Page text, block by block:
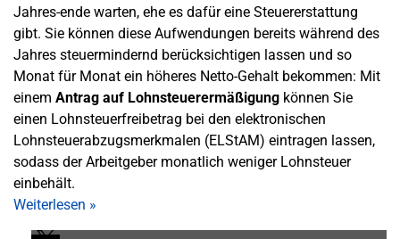
Jahres-ende warten, ehe es dafür eine Steuererstattung
gibt. Sie können diese Aufwendungen bereits während des
Jahres steuermindernd berücksichtigen lassen und so
Monat für Monat ein höheres Netto-Gehalt bekommen: Mit
einem Antrag auf Lohnsteuerermäßigung können Sie
einen Lohnsteuerfreibetrag bei den elektronischen
Lohnsteuerabzugsmerkmalen (ELStAM) eintragen lassen,
sodass der Arbeitgeber monatlich weniger Lohnsteuer
einbehält.
Weiterlesen »